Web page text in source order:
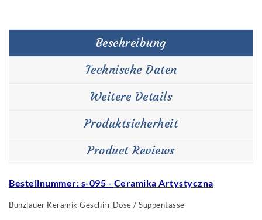
Beschreibung
Technische Daten
Weitere Details
Produktsicherheit
Product Reviews
Bestellnummer: s-095 - Ceramika Artystyczna
Bunzlauer Keramik Geschirr Dose / Suppentasse